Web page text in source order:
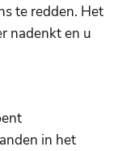
te redden. Het
nadenkt en u
in het